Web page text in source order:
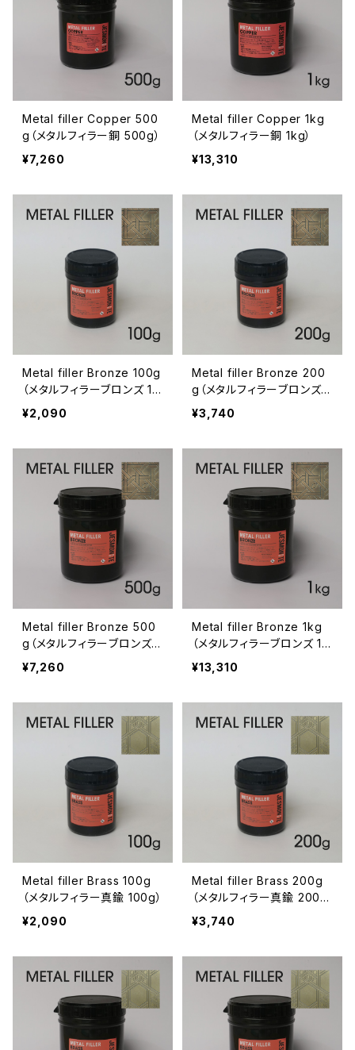
Metal filler Copper 500
g（メタルフィラー銅 500g）
¥7,260
Metal filler Copper 1kg
（メタルフィラー銅 1kg）
¥13,310
Metal filler Bronze 100g
（メタルフィラーブロンズ 10
0g）
¥2,090
Metal filler Bronze 200
g（メタルフィラーブロンズ 2
00g）
¥3,740
Metal filler Bronze 500
g（メタルフィラーブロンズ 5
00g）
¥7,260
Metal filler Bronze 1kg
（メタルフィラーブロンズ 1k
g）
¥13,310
Metal filler Brass 100g
（メタルフィラー真鍮 100g）
¥2,090
Metal filler Brass 200g
（メタルフィラー真鍮 200
g）
¥3,740